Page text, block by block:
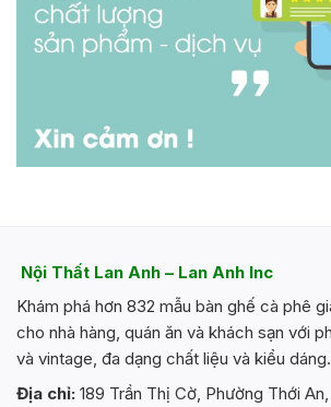
Nội Thất Lan Anh – Lan Anh Inc
Khám phá hơn 832 mẫu bàn ghế cà phê
cho nhà hàng, quán ăn và khách sạn với
và vintage, đa dạng chất liệu và kiểu dáng.
Địa chỉ: 189 Trần Thị Cờ, Phường Thới